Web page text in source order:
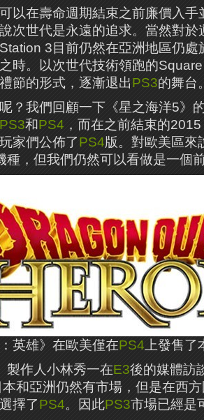
以在壽命週期結束之前廉價入手
次世代是永遠的追求。當然對於
3目前仍然在亞洲地區仍處
時。以次世代技術領跑的
節的形式，逐漸退出PS3的舞台
？我們回顧一下《星之海洋5》
PS3和PS4 ，而在之前結束的2015
家們公佈了PS4版。對歐美區來
種，但我們仍然可以看做是一個
英雄》在歐美僅在PS4 上發售
製作人小林秀一在E3後的媒體訪
和亞洲仍然有市場，但是在西
擇了PS4。因此PS3市場已經是